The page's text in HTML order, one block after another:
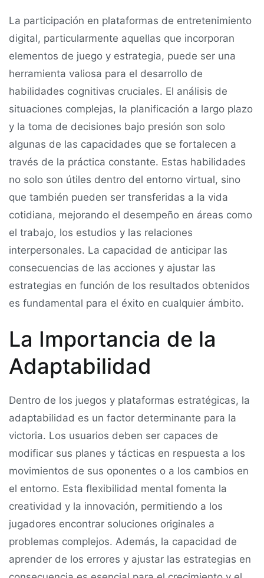
La participación en plataformas de entretenimiento
digital, particularmente aquellas que incorporan
elementos de juego y estrategia, puede ser una
herramienta valiosa para el desarrollo de
habilidades cognitivas cruciales. El análisis de
situaciones complejas, la planificación a largo plazo
y la toma de decisiones bajo presión son solo
algunas de las capacidades que se fortalecen a
través de la práctica constante. Estas habilidades
no solo son útiles dentro del entorno virtual, sino
que también pueden ser transferidas a la vida
cotidiana, mejorando el desempeño en áreas como
el trabajo, los estudios y las relaciones
interpersonales. La capacidad de anticipar las
consecuencias de las acciones y ajustar las
estrategias en función de los resultados obtenidos
es fundamental para el éxito en cualquier ámbito.
La Importancia de la
Adaptabilidad
Dentro de los juegos y plataformas estratégicas, la
adaptabilidad es un factor determinante para la
victoria. Los usuarios deben ser capaces de
modificar sus planes y tácticas en respuesta a los
movimientos de sus oponentes o a los cambios en
el entorno. Esta flexibilidad mental fomenta la
creatividad y la innovación, permitiendo a los
jugadores encontrar soluciones originales a
problemas complejos. Además, la capacidad de
aprender de los errores y ajustar las estrategias en